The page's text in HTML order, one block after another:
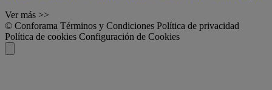
Ver más >>
© Conforama Términos y Condiciones Política de privacidad
Política de cookies Configuración de Cookies